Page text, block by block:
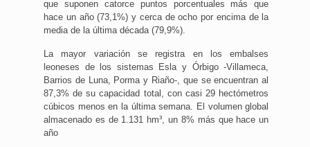
que suponen catorce puntos porcentuales más que
hace un año (73,1%) y cerca de ocho por encima de la
media de la última década (79,9%).
La mayor variación se registra en los embalses
leoneses de los sistemas Esla y Órbigo -Villameca,
Barrios de Luna, Porma y Riaño-, que se encuentran al
87,3% de su capacidad total, con casi 29 hectómetros
cúbicos menos en la última semana. El volumen global
almacenado es de 1.131 hm³, un 8% más que hace un
año